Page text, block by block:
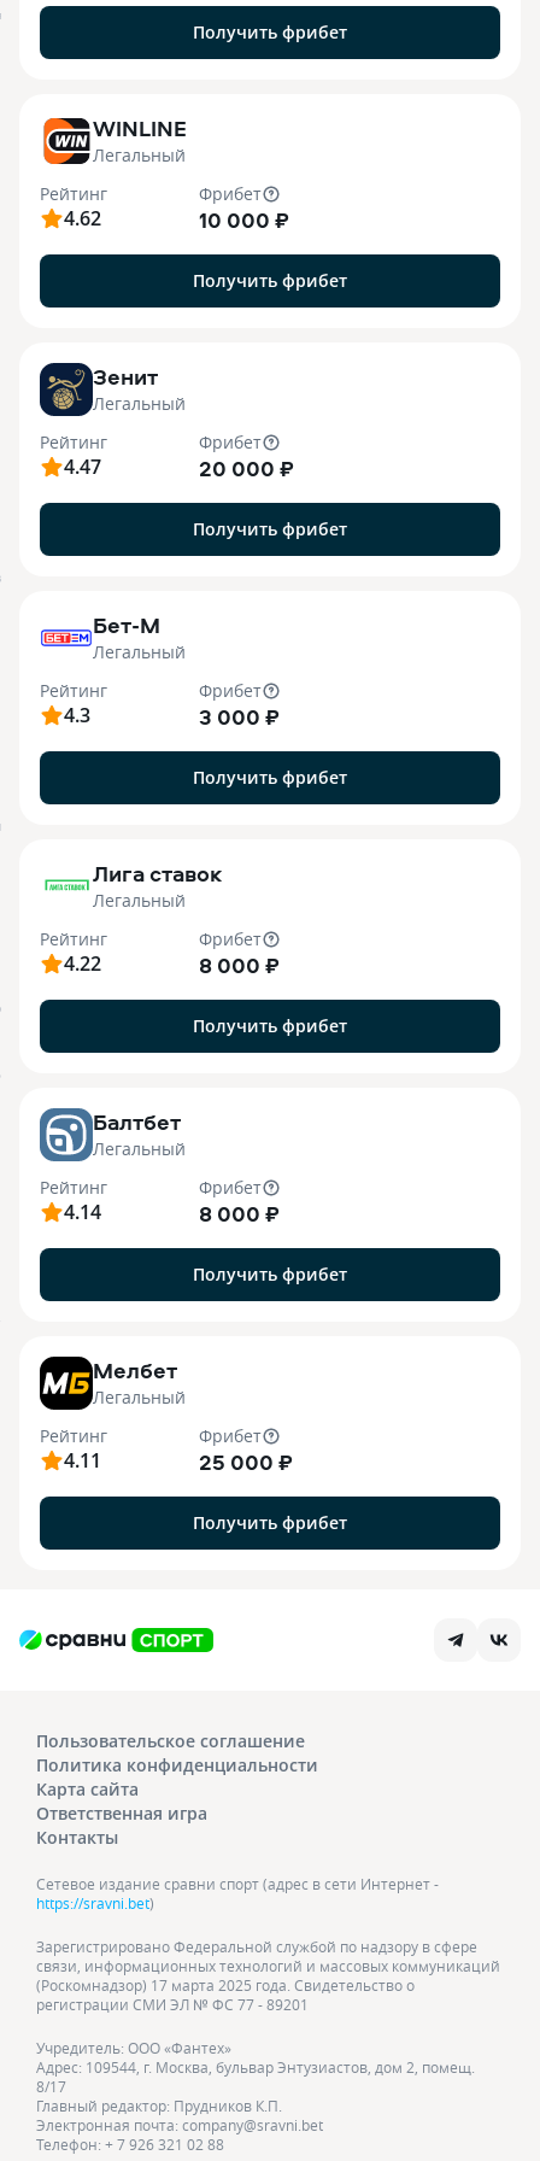
Получить фрибет
WINLINE
Легальный
Рейтинг
4.62
Фрибет
10 000 ₽
Получить фрибет
Зенит
Легальный
Рейтинг
4.47
Фрибет
20 000 ₽
Получить фрибет
Бет-М
Легальный
Рейтинг
4.3
Фрибет
3 000 ₽
Получить фрибет
Лига ставок
Легальный
Рейтинг
4.22
Фрибет
8 000 ₽
Получить фрибет
Балтбет
Легальный
Рейтинг
4.14
Фрибет
8 000 ₽
Получить фрибет
Мелбет
Легальный
Рейтинг
4.11
Фрибет
25 000 ₽
Получить фрибет
Пользовательское соглашение
Политика конфиденциальности
Карта сайта
Ответственная игра
Контакты
Сетевое издание сравни спорт (адрес в сети Интернет -
https://sravni.bet)
Зарегистрировано Федеральной службой по надзору в сфере
связи, информационных технологий и массовых коммуникаций
(Роскомнадзор) 17 марта 2025 года. Свидетельство о
регистрации СМИ ЭЛ № ФС 77 - 89201
Учредитель: ООО «Фантех»
Адрес: 109544, г. Москва, бульвар Энтузиастов, дом 2, помещ.
8/17
Главный редактор: Прудников К.П.
Электронная почта: company@sravni.bet
Телефон: + 7 926 321 02 88